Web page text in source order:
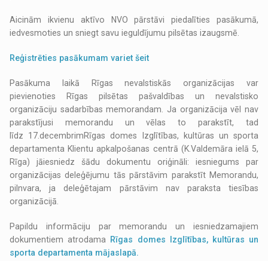
Aicinām ikvienu aktīvo NVO pārstāvi piedalīties pasākumā,
iedvesmoties un sniegt savu ieguldījumu pilsētas izaugsmē.
Reģistrēties pasākumam variet šeit
Pasākuma laikā Rīgas nevalstiskās organizācijas var
pievienoties Rīgas pilsētas pašvaldības un nevalstisko
organizāciju sadarbības memorandam. Ja organizācija vēl nav
parakstījusi memorandu un vēlas to parakstīt, tad
līdz 17.decembrimRīgas domes Izglītības, kultūras un sporta
departamenta Klientu apkalpošanas centrā (K.Valdemāra ielā 5,
Rīga) jāiesniedz šādu dokumentu oriģināli: iesniegums par
organizācijas deleģējumu tās pārstāvim parakstīt Memorandu,
pilnvara, ja deleģētajam pārstāvim nav paraksta tiesības
organizācijā.
Papildu informāciju par memorandu un iesniedzamajiem
dokumentiem atrodama
Rīgas domes Izglītības, kultūras un
sporta departamenta mājaslapā.